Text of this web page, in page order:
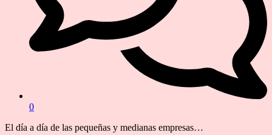
0
El día a día de las pequeñas y medianas empresas…